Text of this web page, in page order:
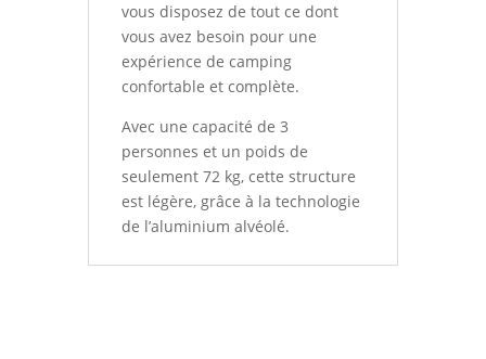
vous disposez de tout ce dont
vous avez besoin pour une
expérience de camping
confortable et complète.
Avec une capacité de 3
personnes et un poids de
seulement 72 kg, cette structure
est légère, grâce à la technologie
de l’aluminium alvéolé.